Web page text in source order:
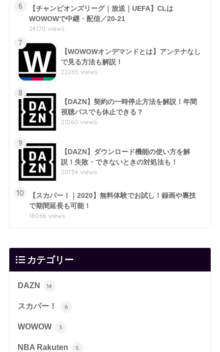
6
【チャンピオンズリーグ｜放送｜UEFA】CLは
WOWOWで中継・配信／20-21
24170 views
7
【WOWOWオンデマンドとは】アンテナなし
で見る方法も解説！
22265 views
8
【DAZN】契約の一時停止方法を解説！年間
視聴パスでも休止できる？
21060 views
9
【DAZN】ダウンロード機能の使い方を解
説！失敗・できないときの対処法も！
20734 views
10
【スカパー！｜2020】無料体験でお試し！録画や裏技
で期間延長も可能！
18066 views
カテゴリー
DAZN 14
スカパー！ 6
WOWOW 3
NBA Rakuten 5